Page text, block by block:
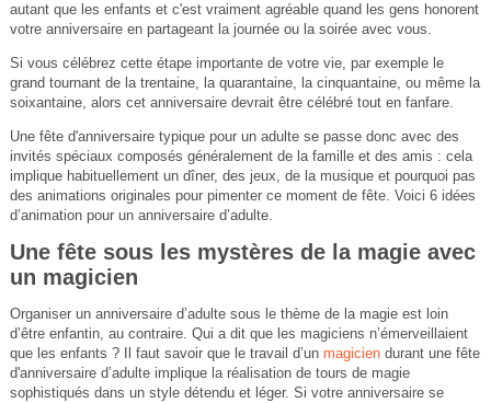
autant que les enfants et c'est vraiment agréable quand les gens honorent
votre anniversaire en partageant la journée ou la soirée avec vous.
Si vous célébrez cette étape importante de votre vie, par exemple le
grand tournant de la trentaine, la quarantaine, la cinquantaine, ou même la
soixantaine, alors cet anniversaire devrait être célébré tout en fanfare.
Une fête d'anniversaire typique pour un adulte se passe donc avec des
invités spéciaux composés généralement de la famille et des amis : cela
implique habituellement un dîner, des jeux, de la musique et pourquoi pas
des animations originales pour pimenter ce moment de fête. Voici 6 idées
d’animation pour un anniversaire d’adulte.
Une fête sous les mystères de la magie avec
un magicien
Organiser un anniversaire d’adulte sous le thème de la magie est loin
d’être enfantin, au contraire. Qui a dit que les magiciens n’émerveillaient
que les enfants ? Il faut savoir que le travail d’un magiciendurant une fête
d'anniversaire d’adulte implique la réalisation de tours de magie
sophistiqués dans un style détendu et léger. Si votre anniversaire se